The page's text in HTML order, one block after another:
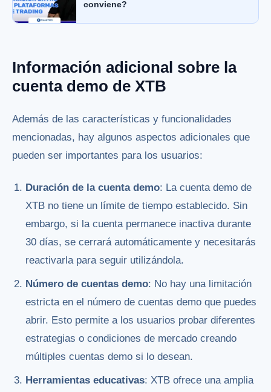
conviene?
Información adicional sobre la
cuenta demo de XTB
Además de las características y funcionalidades
mencionadas, hay algunos aspectos adicionales que
pueden ser importantes para los usuarios:
Duración de la cuenta demo: La cuenta demo de
XTB no tiene un límite de tiempo establecido. Sin
embargo, si la cuenta permanece inactiva durante
30 días, se cerrará automáticamente y necesitarás
reactivarla para seguir utilizándola.
Número de cuentas demo: No hay una limitación
estricta en el número de cuentas demo que puedes
abrir. Esto permite a los usuarios probar diferentes
estrategias o condiciones de mercado creando
múltiples cuentas demo si lo desean.
Herramientas educativas: XTB ofrece una amplia